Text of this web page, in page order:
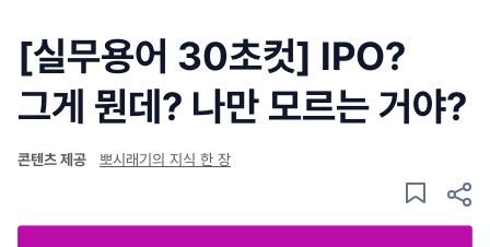
[실무용어 30초컷] IPO?
그게 뭔데? 나만 모르는 거야?
콘텐츠 제공 뽀시래기의 지식 한 장